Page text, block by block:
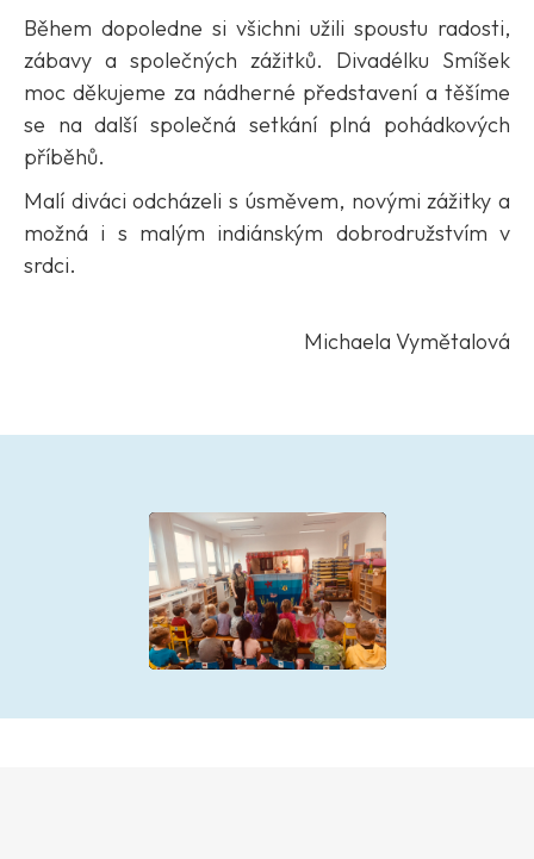
Během dopoledne si všichni užili spoustu radosti,
zábavy a společných zážitků. Divadélku Smíšek
moc děkujeme za nádherné představení a těšíme
se na další společná setkání plná pohádkových
příběhů.
Malí diváci odcházeli s úsměvem, novými zážitky a
možná i s malým indiánským dobrodružstvím v
srdci.
Michaela Vymětalová